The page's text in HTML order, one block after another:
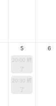
5
20:00 終
了
20:30 終
了
6